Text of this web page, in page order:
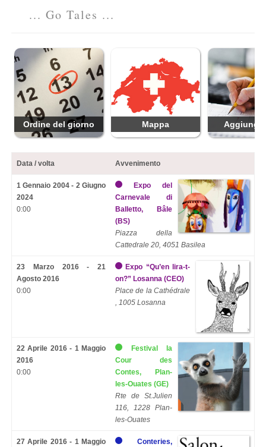
... Go Tales ...
Ordine del giorno Mappa Aggiungi
Data / volta Avvenimento
1 Gennaio 2004 - 2 Giugno
2024
0:00
Expo del
Carnevale di
Balletto, Bâle
(BS)
Piazza della
Cattedrale 20, 4051 Basilea
23 Marzo 2016 - 21
Agosto 2016
0:00
Expo “Qu’en lira-t-
on?” Losanna (CEO)
Place de la Cathédrale
, 1005 Losanna
22 Aprile 2016 - 1 Maggio
2016
0:00
Festival la
Cour des
Contes, Plan-
les-Ouates (GE)
Rte de St.Julien
116, 1228 Plan-
les-Ouates
27 Aprile 2016 - 1 Maggio
Conteries,